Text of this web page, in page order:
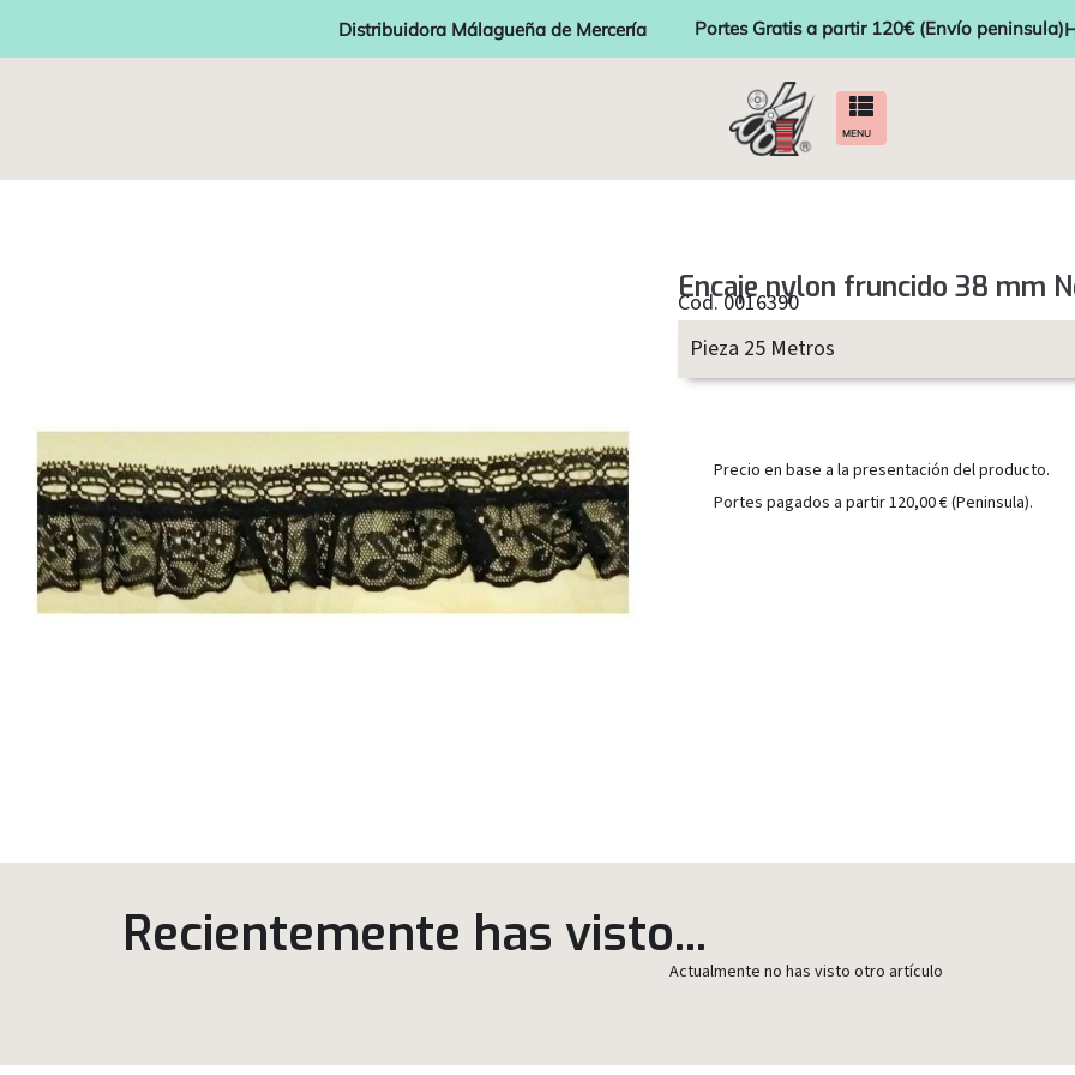
Distribuidora Málagueña de Mercería Portes Gratis a partir 120€ (Envío peninsula)
MENU
Encaje nylon fruncido 38 mm
Cod. 0016390
Pieza 25 Metros
Precio en base a la presentación del producto.
Portes pagados a partir 120,00 € (Peninsula).
Recientemente has visto...
Actualmente no has visto otro artículo